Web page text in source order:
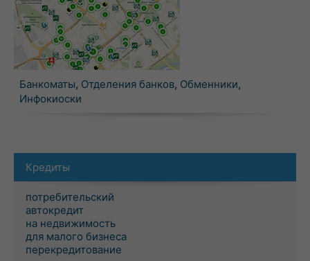
Банкоматы, Отделения банков, Обменники,
Инфокиоски
Кредиты
потребительский
автокредит
на недвижимость
для малого бизнеса
перекредитование